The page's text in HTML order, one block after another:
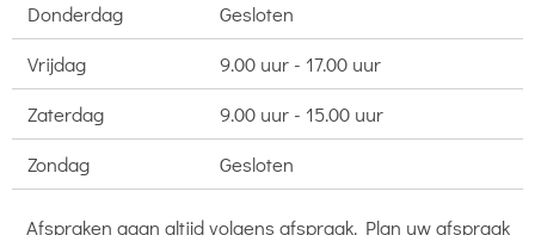
Donderdag
Gesloten
Vrijdag
9.00 uur - 17.00 uur
Zaterdag
9.00 uur - 15.00 uur
Zondag
Gesloten
Afspraken gaan altijd volgens afspraak. Plan uw afspraak